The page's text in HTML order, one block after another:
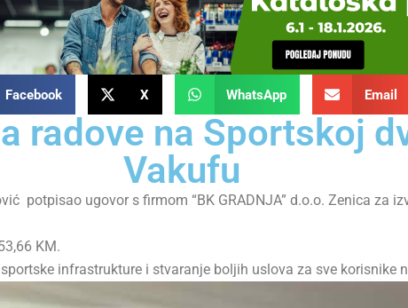
Facebook X WhatsApp Email
radove na Sportskoj
Vakufu
potpisao ugovor s firmom “BK GRADNJA” d.o.o. Zenica za
KM.
infrastrukture i stvaranje boljih uslova za sve korisnike